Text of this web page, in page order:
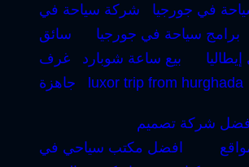
في جورجيا
شركة سياحة في
برامج سياحة في جورجيا
سائق
بيع ساعة شوبارد
غرف
جاهزة
luxor trip from hurghada
شركة تصميم
افضل مكتب سياحي في